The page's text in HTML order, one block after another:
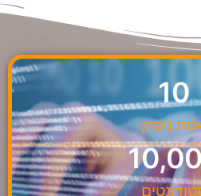
ניסיון
10